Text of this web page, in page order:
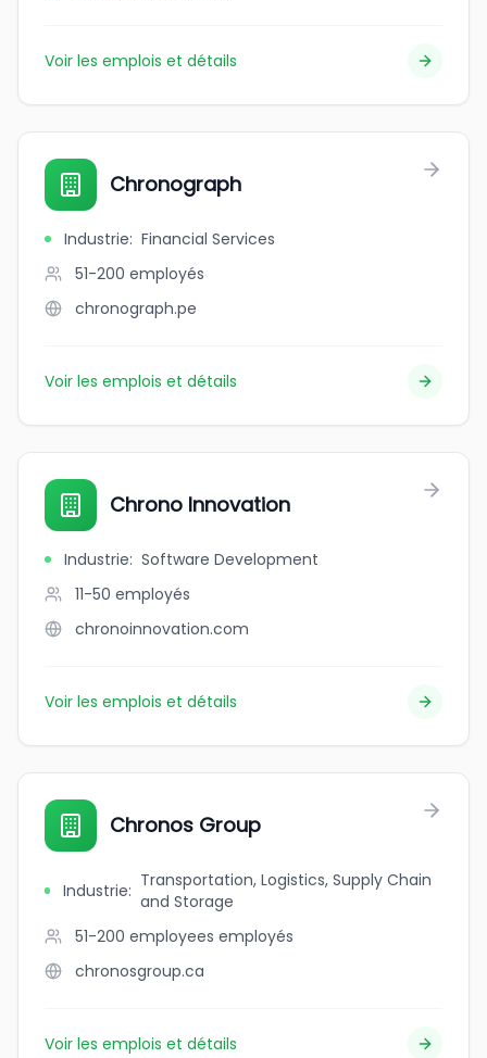
Voir les emplois et détails
Chronograph
Industrie: Financial Services
51-200 employés
chronograph.pe
Voir les emplois et détails
Chrono Innovation
Industrie: Software Development
11-50 employés
chronoinnovation.com
Voir les emplois et détails
Chronos Group
Industrie: Transportation, Logistics, Supply Chain
and Storage
51-200 employees employés
chronosgroup.ca
Voir les emplois et détails